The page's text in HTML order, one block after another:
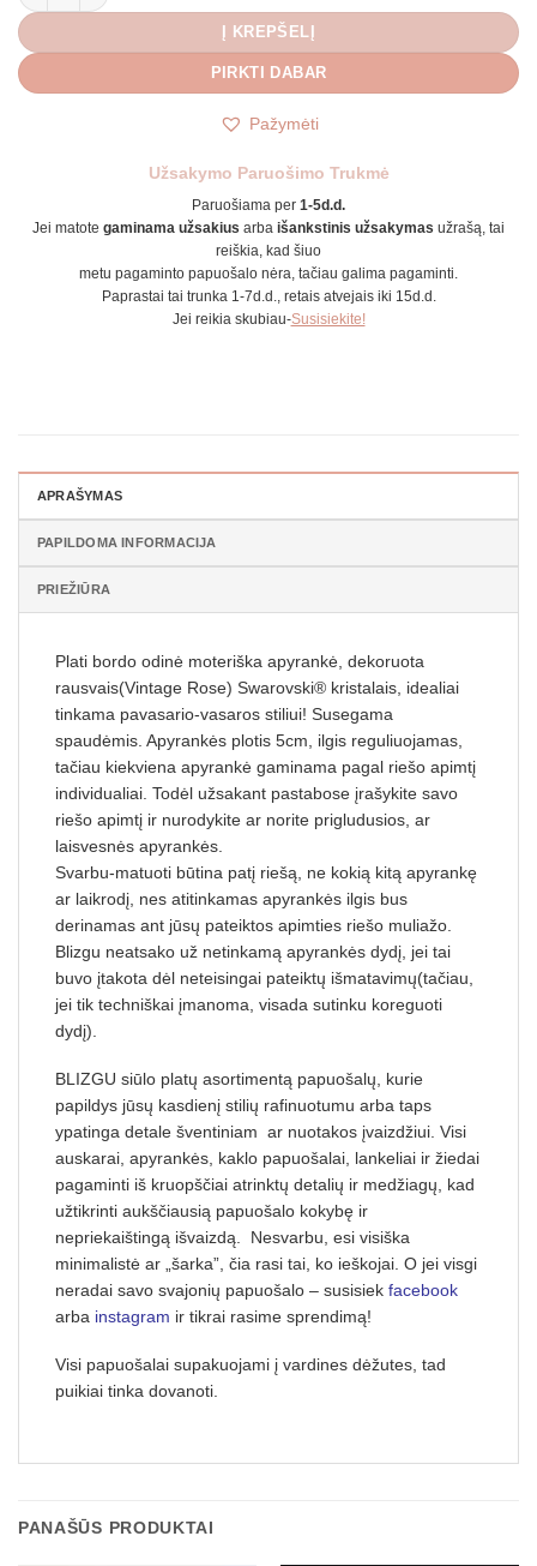
Į KREPŠELĮ
PIRKTI DABAR
Pažymėti
Užsakymo Paruošimo Trukmė
Paruošiama per 1-5d.d.
Jei matote gaminama užsakius arba išankstinis užsakymas užrašą, tai
reiškia, kad šiuo
metu pagaminto papuošalo nėra, tačiau galima pagaminti.
Paprastai tai trunka 1-7d.d., retais atvejais iki 15d.d.
Jei reikia skubiau-Susisiekite!
APRAŠYMAS
PAPILDOMA INFORMACIJA
PRIEŽIŪRA
Plati bordo odinė moteriška apyrankė, dekoruota
rausvais(Vintage Rose) Swarovski® kristalais, idealiai
tinkama pavasario-vasaros stiliui! Susegama
spaudėmis. Apyrankės plotis 5cm, ilgis reguliuojamas,
tačiau kiekviena apyrankė gaminama pagal riešo apimtį
individualiai. Todėl užsakant pastabose įrašykite savo
riešo apimtį ir nurodykite ar norite prigludusios, ar
laisvesnės apyrankės.
Svarbu-matuoti būtina patį riešą, ne kokią kitą apyrankę
ar laikrodį, nes atitinkamas apyrankės ilgis bus
derinamas ant jūsų pateiktos apimties riešo muliažo.
Blizgu neatsako už netinkamą apyrankės dydį, jei tai
buvo įtakota dėl neteisingai pateiktų išmatavimų(tačiau,
jei tik techniškai įmanoma, visada sutinku koreguoti
dydį).
BLIZGU siūlo platų asortimentą papuošalų, kurie
papildys jūsų kasdienį stilių rafinuotumu arba taps
ypatinga detale šventiniam ar nuotakos įvaizdžiui. Visi
auskarai, apyrankės, kaklo papuošalai, lankeliai ir žiedai
pagaminti iš kruopščiai atrinktų detalių ir medžiagų, kad
užtikrinti aukščiausią papuošalo kokybę ir
nepriekaištingą išvaizdą. Nesvarbu, esi visiška
minimalistė ar „šarka”, čia rasi tai, ko ieškojai. O jei visgi
neradai savo svajonių papuošalo – susisiek facebook
arba instagram ir tikrai rasime sprendimą!
Visi papuošalai supakuojami į vardines dėžutes, tad
puikiai tinka dovanoti.
PANAŠŪS PRODUKTAI